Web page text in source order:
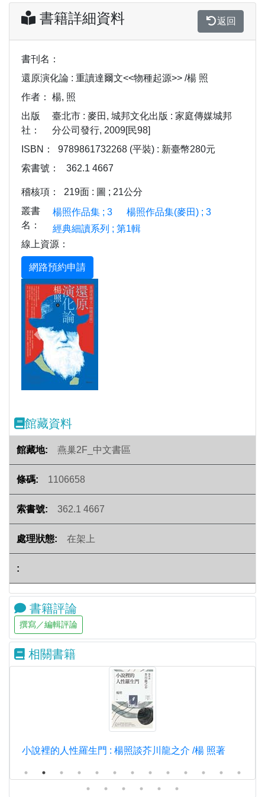
書籍詳細資料 返回
書刊名：
還原演化論 : 重讀達爾文<<物種起源>> /楊 照
作者：
楊, 照
出版
社：
臺北市 : 麥田, 城邦文化出版 : 家庭傳媒城邦
分公司發行, 2009[民98]
ISBN：
9789861732268 (平裝) : 新臺幣280元
索書號：
362.1 4667
稽核項：
219面 : 圖 ; 21公分
叢書
名：
楊照作品集 ; 3
楊照作品集(麥田) ; 3
經典細讀系列 ; 第1輯
線上資源：
Previous
館藏資料
燕巢2F_中文書區
1106658
362.1 4667
在架上
書籍評論
相關書籍
小說裡的人性羅生門 : 楊照談芥川龍之介 /楊 照著